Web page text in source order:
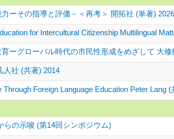
ーその指導と評価－＜再考＞ 開拓社 (単著)
for Intercultural Citizenship Multilingual
ーグローバル時代の市民性形成をめざして 大
人社 (共著) 2014
Foreign Language Education Peter Lang (
らの示唆 (第14回シンポジウム)